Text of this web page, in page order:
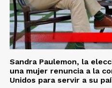
Sandra Paulemon, la
una mujer renuncia a la
Unidos para servir a su